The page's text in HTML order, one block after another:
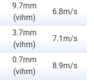
9.7mm
(vihm)
6.8m/s
3.7mm
(vihm)
7.1m/s
0.7mm
(vihm)
8.9m/s